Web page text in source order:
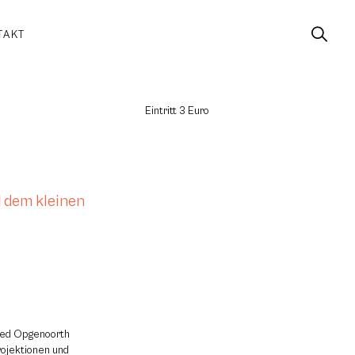
Eintritt 3 Euro
kleinen
Opgenoorth
und